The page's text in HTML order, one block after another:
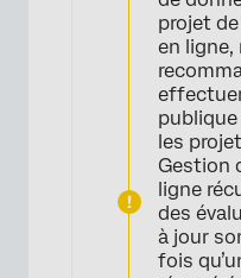
projet
en ligne,
effectuer
les
Gestion
ligne
des
à jour
fois